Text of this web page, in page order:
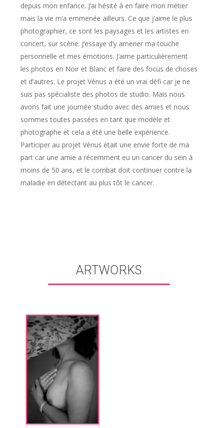
depuis mon enfance. J’ai hésité à en faire mon métier
mais la vie m’a emmenée ailleurs. Ce que j’aime le plus
photographier, ce sont les paysages et les artistes en
concert, sur scène. J’essaye d’y amener ma touche
personnelle et mes émotions. J’aime particulièrement
les photos en Noir et Blanc et faire des focus de choses
et d’autres. Le projet Vénus a été un vrai défi car je ne
suis pas spécialiste des photos de studio. Mais nous
avons fait une journée studio avec des amies et nous
sommes toutes passées en tant que modèle et
photographe et cela a été une belle expérience.
Participer au projet Vénus était une envie forte de ma
part car une amie a récemment eu un cancer du sein à
moins de 50 ans, et le combat doit continuer contre la
maladie en détectant au plus tôt le cancer.
ARTWORKS